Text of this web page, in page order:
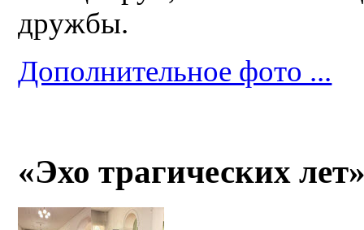
дружбы.
Дополнительное фото ...
«Эхо трагических